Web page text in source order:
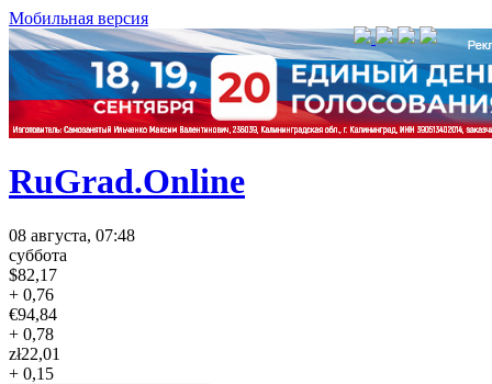
Мобильная версия
RuGrad.Online
08 августа, 07:48
суббота
$82,17
+ 0,76
€94,84
+ 0,78
zł22,01
+ 0,15